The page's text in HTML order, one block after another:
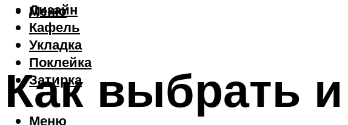
Дизайн
Кафель
Укладка
Поклейка
Затирка
Меню
Меню
Как выбрать